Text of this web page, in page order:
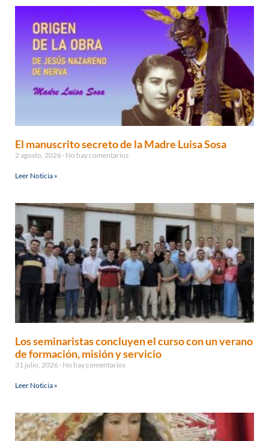
El manuscrito secreto de la Madre Luisa Sosa
2 agosto, 2026 No hay comentarios
Leer Noticia »
Los seminaristas concluyen el curso con un verano
de formación, misión y servicio
31 julio, 2026 No hay comentarios
Leer Noticia »